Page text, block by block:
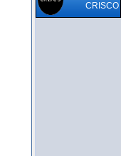
CRISCO